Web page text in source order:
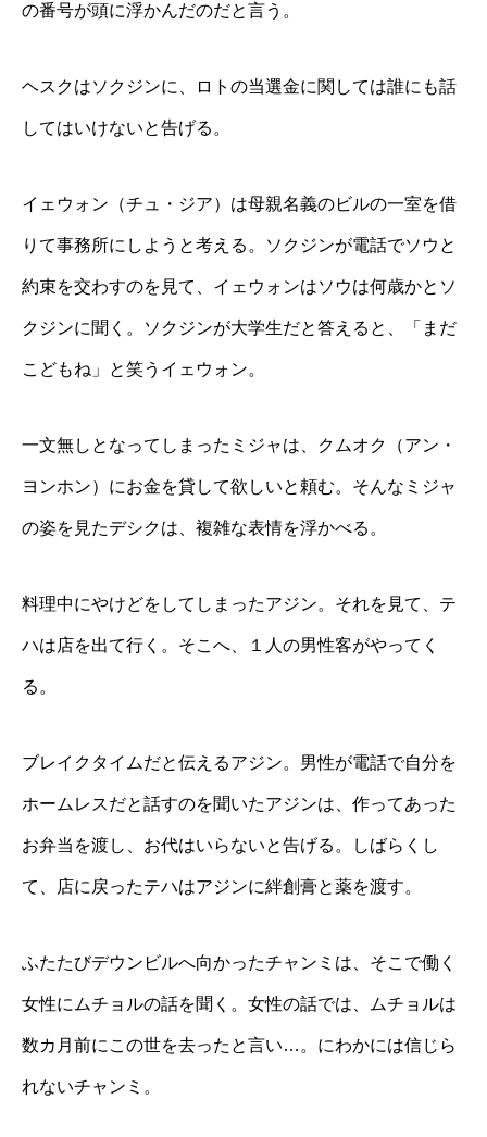
の番号が頭に浮かんだのだと言う。
ヘスクはソクジンに、ロトの当選金に関しては誰にも話
してはいけないと告げる。
イェウォン（チュ・ジア）は母親名義のビルの一室を借
りて事務所にしようと考える。ソクジンが電話でソウと
約束を交わすのを見て、イェウォンはソウは何歳かとソ
クジンに聞く。ソクジンが大学生だと答えると、「まだ
こどもね」と笑うイェウォン。
一文無しとなってしまったミジャは、クムオク（アン・
ヨンホン）にお金を貸して欲しいと頼む。そんなミジャ
の姿を見たデシクは、複雑な表情を浮かべる。
料理中にやけどをしてしまったアジン。それを見て、テ
ハは店を出て行く。そこへ、１人の男性客がやってく
る。
ブレイクタイムだと伝えるアジン。男性が電話で自分を
ホームレスだと話すのを聞いたアジンは、作ってあった
お弁当を渡し、お代はいらないと告げる。しばらくし
て、店に戻ったテハはアジンに絆創膏と薬を渡す。
ふたたびデウンビルへ向かったチャンミは、そこで働く
女性にムチョルの話を聞く。女性の話では、ムチョルは
数カ月前にこの世を去ったと言い…。にわかには信じら
れないチャンミ。